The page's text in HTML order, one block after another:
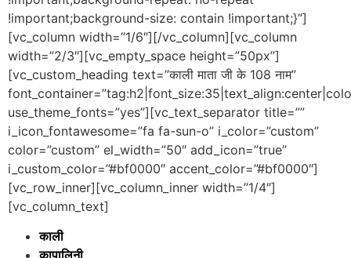
!important;background-size: contain !important;}”]
[vc_column width=”1/6″][/vc_column][vc_column
width=”2/3″][vc_empty_space height=”50px”]
[vc_custom_heading text=”काली माता जी के 108 नाम”
use_theme_fonts=”yes”][vc_text_separator title=””
i_icon_fontawesome=”fa fa-sun-o” i_color=”custom”
color=”custom” el_width=”50″ add_icon=”true”
i_custom_color=”#bf0000″ accent_color=”#bf0000″]
[vc_row_inner][vc_column_inner width=”1/4″]
[vc_column_text]
काली